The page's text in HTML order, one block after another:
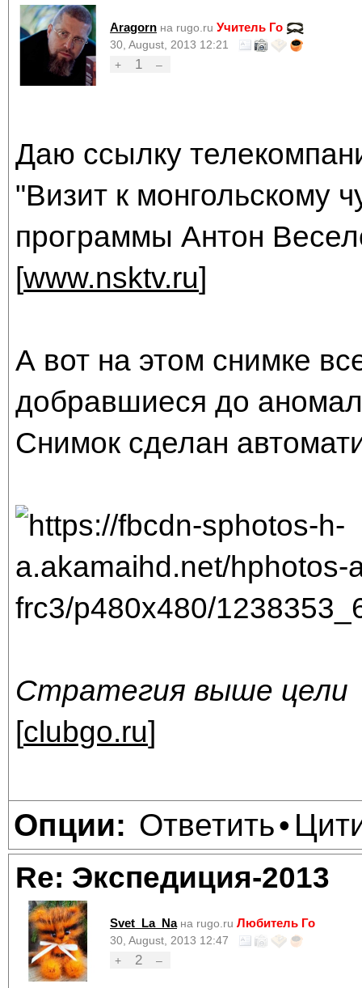
Aragorn на rugo.ru Учитель Го
30, August, 2013 12:21
+
1 –
Даю ссылку
"Визит к монгольскому
программы Антон
[www.nsktv.ru]
А вот на этом снимке
добравшиеся до
Снимок сделан
Стратегия выше цели
[clubgo.ru]
Опции: Ответить•
Re: Экспедиция-2013
Svet_La_Na на rugo.ru Любитель Го
30, August, 2013 12:47
+
2 –